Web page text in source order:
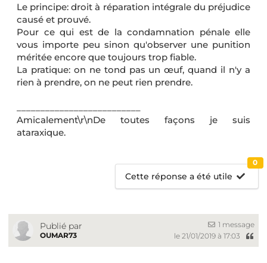
Le principe: droit à réparation intégrale du préjudice
causé et prouvé.
Pour ce qui est de la condamnation pénale elle
vous importe peu sinon qu'observer une punition
méritée encore que toujours trop fiable.
La pratique: on ne tond pas un œuf, quand il n'y a
rien à prendre, on ne peut rien prendre.
Amicalement\r\nDe toutes façons je suis
ataraxique.
Cette réponse a été utile
0
Publié par
OUMAR73
1 message
le 21/01/2019 à 17:03